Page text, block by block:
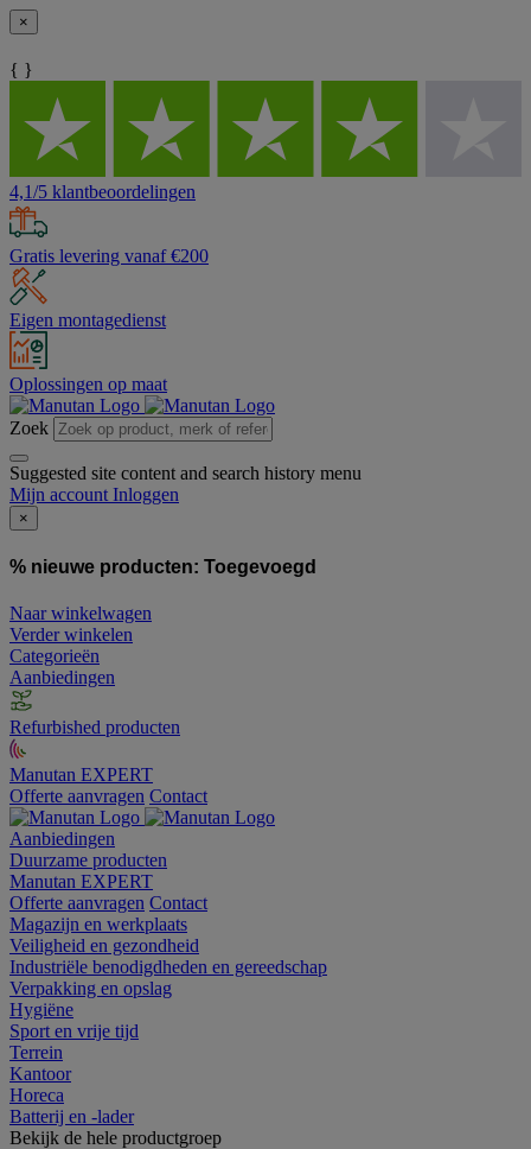
×
{ }
4,1/5 klantbeoordelingen
Gratis levering vanaf €200
Eigen montagedienst
Oplossingen op maat
Zoek
Suggested site content and search history menu
Mijn account Inloggen
×
% nieuwe producten: Toegevoegd
Naar winkelwagen
Verder winkelen
Categorieën
Aanbiedingen
Refurbished producten
Manutan EXPERT
Offerte aanvragen Contact
Aanbiedingen
Duurzame producten
Manutan EXPERT
Offerte aanvragen Contact
Magazijn en werkplaats
Veiligheid en gezondheid
Industriële benodigdheden en gereedschap
Verpakking en opslag
Hygiëne
Sport en vrije tijd
Terrein
Kantoor
Horeca
Batterij en -lader
Bekijk de hele productgroep